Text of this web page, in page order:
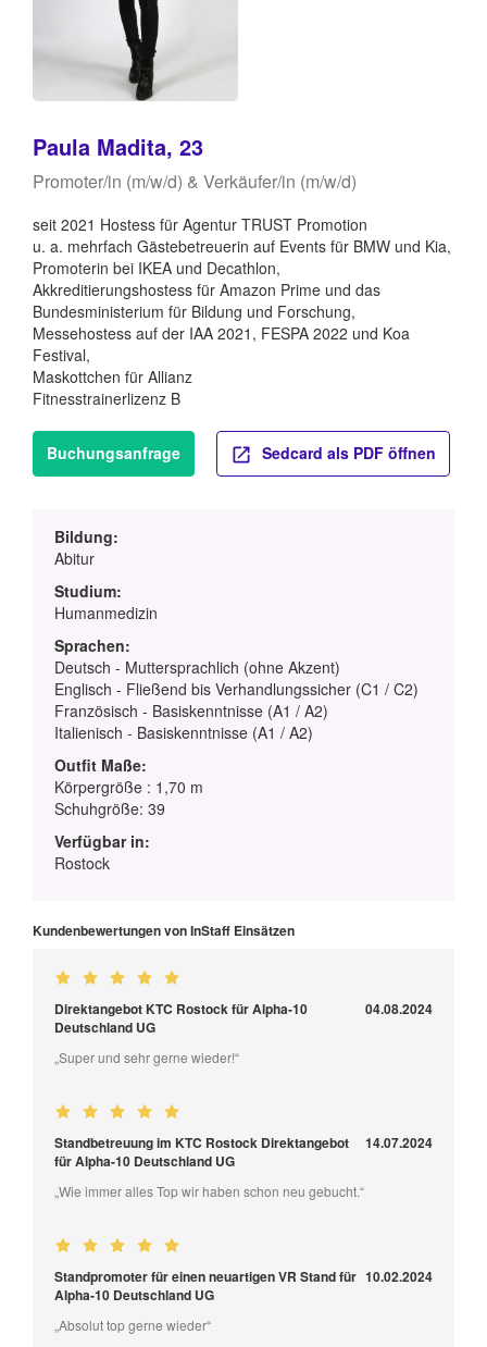
Paula Madita, 23
Promoter/in (m/w/d) & Verkäufer/in (m/w/d)
seit 2021 Hostess für Agentur TRUST Promotion
u. a. mehrfach Gästebetreuerin auf Events für BMW und Kia,
Promoterin bei IKEA und Decathlon,
Akkreditierungshostess für Amazon Prime und das
Bundesministerium für Bildung und Forschung,
Messehostess auf der IAA 2021, FESPA 2022 und Koa
Festival,
Maskottchen für Allianz
Fitnesstrainerlizenz B
Buchungsanfrage Sedcard als PDF öffnen
Bildung:
Abitur
Studium:
Humanmedizin
Sprachen:
Deutsch - Muttersprachlich (ohne Akzent)
Englisch - Fließend bis Verhandlungssicher (C1 / C2)
Französisch - Basiskenntnisse (A1 / A2)
Italienisch - Basiskenntnisse (A1 / A2)
Outfit Maße:
Körpergröße : 1,70 m
Schuhgröße: 39
Verfügbar in:
Rostock
Kundenbewertungen von InStaff Einsätzen
Direktangebot KTC Rostock für Alpha-10
Deutschland UG
04.08.2024
„Super und sehr gerne wieder!“
Standbetreuung im KTC Rostock Direktangebot
für Alpha-10 Deutschland UG
14.07.2024
„Wie immer alles Top wir haben schon neu gebucht.“
Standpromoter für einen neuartigen VR Stand für
Alpha-10 Deutschland UG
10.02.2024
„Absolut top gerne wieder“